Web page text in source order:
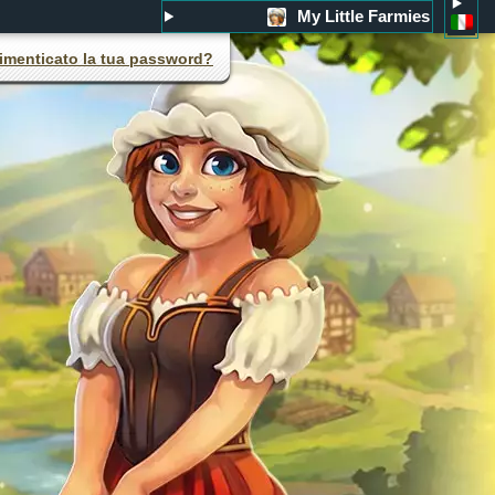
My Little Farmies
la tua password?